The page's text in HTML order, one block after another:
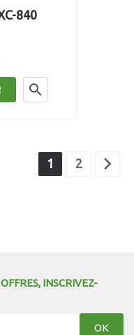
840

1 2 
INSCRIVEZ-